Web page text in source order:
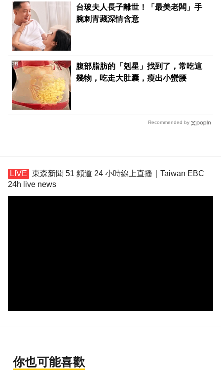
台玻夫人長子離世！「最美老闆」手
腕刺青藏深情含意
腹部脂肪的「剋星」找到了，常吃這
幾物，吃走大肚囊，瘦出小蠻腰
PR
Recommended by
東森新聞 51 頻道 24 小時線上直播｜Taiwan EBC
24h live news
你也可能喜歡